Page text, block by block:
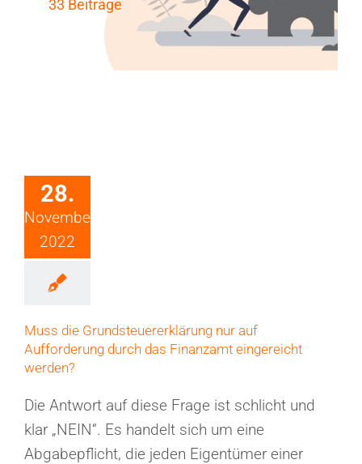
33 Beiträge
28.
November
2022
Muss die Grundsteuererklärung nur auf
Aufforderung durch das Finanzamt eingereicht
werden?
Die Antwort auf diese Frage ist schlicht und
klar „NEIN“. Es handelt sich um eine
Abgabepflicht, die jeden Eigentümer einer